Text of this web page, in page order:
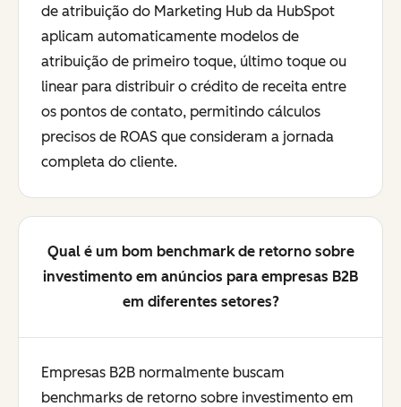
de atribuição do Marketing Hub da HubSpot
aplicam automaticamente modelos de
atribuição de primeiro toque, último toque ou
linear para distribuir o crédito de receita entre
os pontos de contato, permitindo cálculos
precisos de ROAS que consideram a jornada
completa do cliente.
Qual é um bom benchmark de retorno sobre
investimento em anúncios para empresas B2B
em diferentes setores?
Empresas B2B normalmente buscam
benchmarks de retorno sobre investimento em